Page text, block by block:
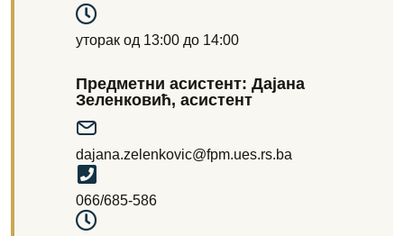
уторак од 13:00 до 14:00
Предметни асистент: Дајана
Зеленковић, асистент
dajana.zelenkovic@fpm.ues.rs.ba
066/685-586